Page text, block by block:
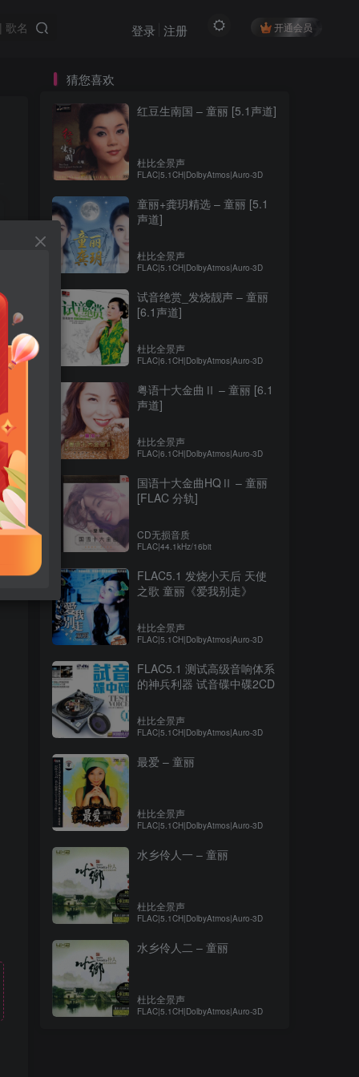
开通会员
登录 注册
猜您喜欢
红豆生南国 – 童丽 [5.1声道]
杜比全景声
FLAC|5.1CH|DolbyAtmos|Auro-3D
童丽+龚玥精选 – 童丽 [5.1
声道]
杜比全景声
FLAC|5.1CH|DolbyAtmos|Auro-3D
试音绝赏_发烧靓声 – 童丽
[6.1声道]
杜比全景声
FLAC|6.1CH|DolbyAtmos|Auro-3D
粤语十大金曲Ⅱ – 童丽 [6.1
声道]
杜比全景声
FLAC|6.1CH|DolbyAtmos|Auro-3D
国语十大金曲HQⅡ – 童丽
[FLAC 分轨]
CD无损音质
FLAC|44.1kHz/16bit
FLAC5.1 发烧小天后 天使
之歌 童丽《爱我别走》
杜比全景声
FLAC|5.1CH|DolbyAtmos|Auro-3D
FLAC5.1 测试高级音响体系
的神兵利器 试音碟中碟2CD
杜比全景声
FLAC|5.1CH|DolbyAtmos|Auro-3D
最爱 – 童丽
杜比全景声
FLAC|5.1CH|DolbyAtmos|Auro-3D
水乡伶人一 – 童丽
杜比全景声
FLAC|5.1CH|DolbyAtmos|Auro-3D
水乡伶人二 – 童丽
杜比全景声
FLAC|5.1CH|DolbyAtmos|Auro-3D